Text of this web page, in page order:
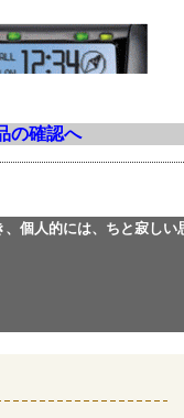
の確認へ
個人的には、ちと寂しい